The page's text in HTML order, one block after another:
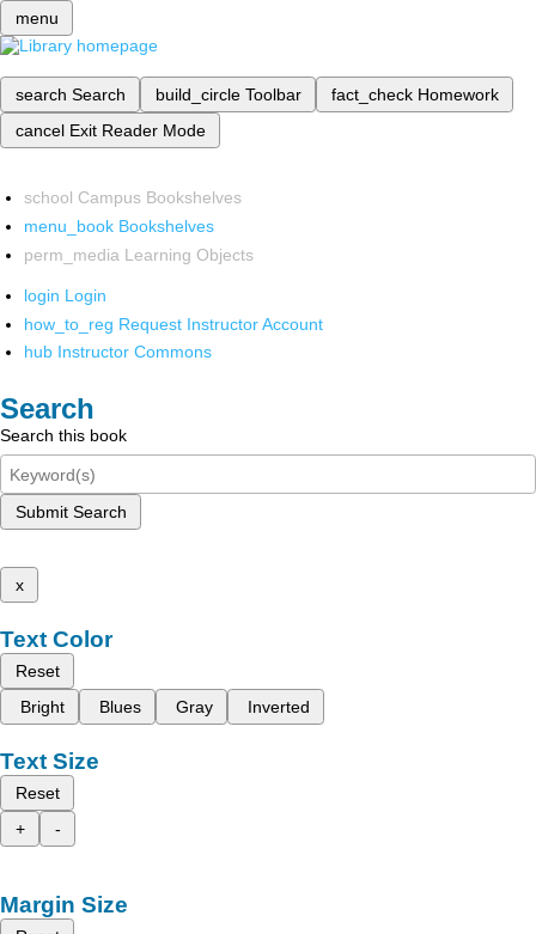
menu
search Search build_circle Toolbar fact_check Homework
cancel Exit Reader Mode
school Campus Bookshelves
menu_book Bookshelves
perm_media Learning Objects
login Login
how_to_reg Request Instructor Account
hub Instructor Commons
Search
Search this book
Submit Search
x
Text Color
Reset
Bright
Blues Gray Inverted
Text Size
Reset
+
-
Margin Size